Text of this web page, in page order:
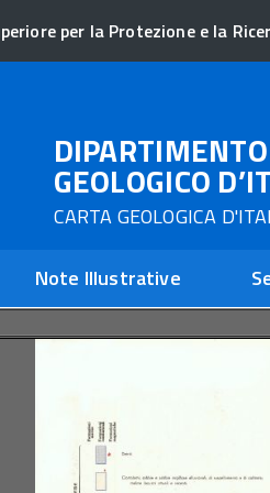
per la Protezione e la
GEOLOGICO
CARTA GEOLOGICA
Note Illustrative